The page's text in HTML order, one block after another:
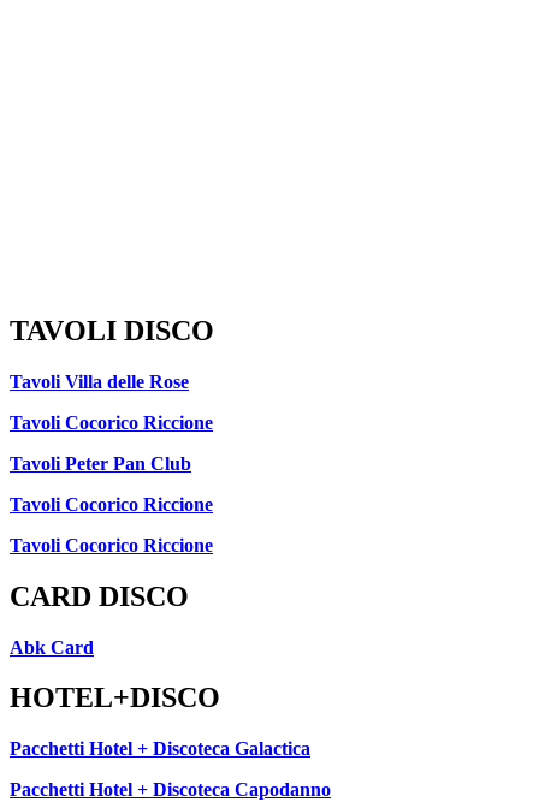
TAVOLI DISCO
Tavoli Villa delle Rose
Tavoli Cocorico Riccione
Tavoli Peter Pan Club
Tavoli Cocorico Riccione
Tavoli Cocorico Riccione
CARD DISCO
Abk Card
HOTEL+DISCO
Pacchetti Hotel + Discoteca Galactica
Pacchetti Hotel + Discoteca Capodanno